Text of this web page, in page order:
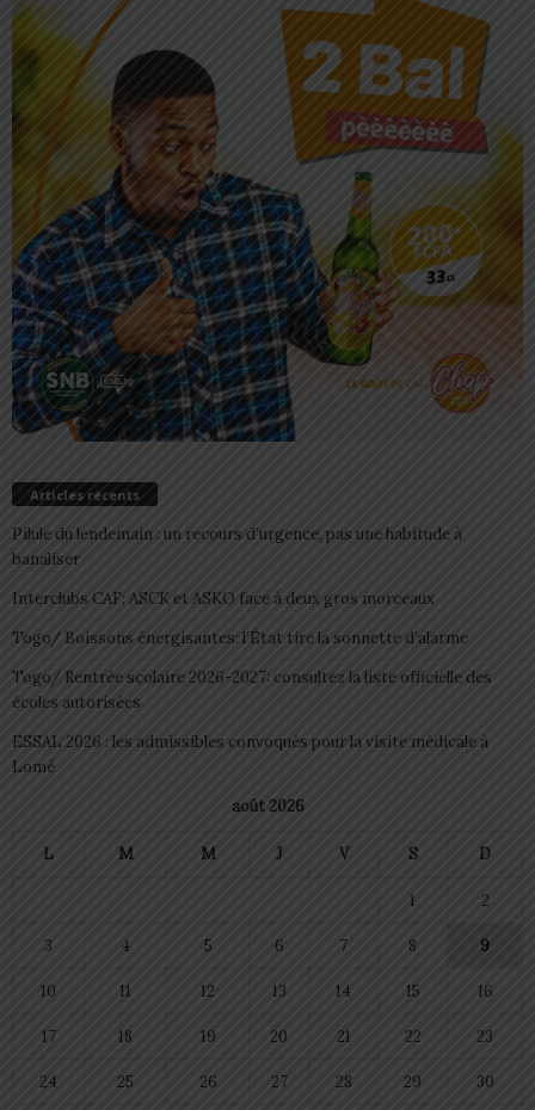
Articles récents
Pilule du lendemain : un recours d’urgence, pas une habitude à
banaliser
Interclubs CAF: ASCK et ASKO face à deux gros morceaux
Togo/ Boissons énergisantes: l’État tire la sonnette d’alarme
Togo/ Rentrée scolaire 2026-2027: consultez la liste officielle des
écoles autorisées
ESSAL 2026 : les admissibles convoqués pour la visite médicale à
Lomé
août 2026
L M M J V S D
1 2
3 4 5 6 7 8 9
10 11 12 13 14 15 16
17 18 19 20 21 22 23
24 25 26 27 28 29 30